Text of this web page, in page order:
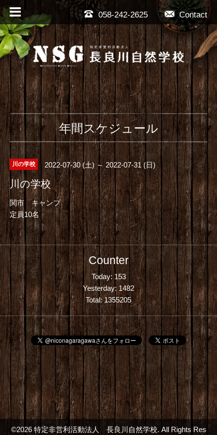
Contact
058-242-2625
年間スケジュール
川の学校 2022-07-30 (土) ～ 2022-07-31 (日)
川の学校
関市 キャンプ
定員10名
Counter
Today: 153
Yesterday: 1482
Total:1355205
©2026 特定非営利活動法人 長良川自然学校. All Rights Res